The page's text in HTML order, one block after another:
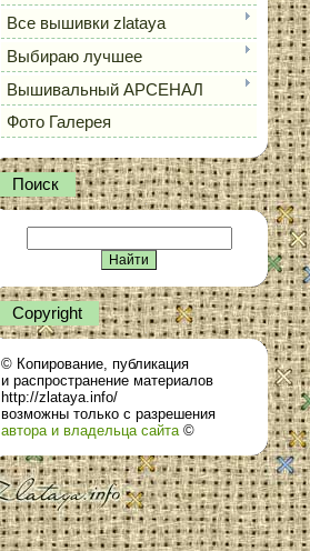
Все вышивки zlataya
Выбираю лучшее
Вышивальный АРСЕНАЛ
Фото Галерея
Поиск
Сopyright
© Копирование, публикация
и распространение материалов
http://zlataya.info/
возможны только с разрешения
автора и владельца сайта©